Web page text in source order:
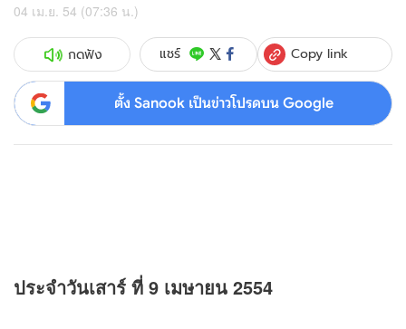
04 เม.ย. 54 (07:36 น.)
กดฟัง แชร์ Copy link
ตั้ง Sanook เป็นข่าวโปรดบน Google
ประจำวันเสาร์ ที่ 9 เมษายน 2554